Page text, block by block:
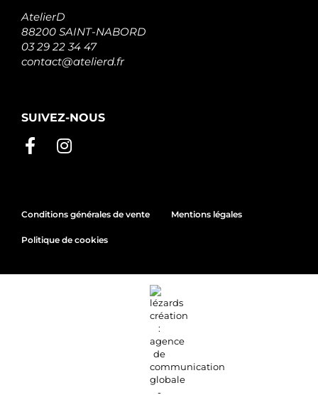
AtelierD
88200 SAINT-NABORD
03 29 22 34 47
contact@atelierd.fr
SUIVEZ-NOUS
Conditions générales de vente Mentions légales
Politique de cookies